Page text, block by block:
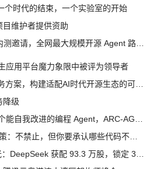
个时代的结束，一个实验室的开始
维护者提供资助
应用平台魔力象限中被评为领导者
降级